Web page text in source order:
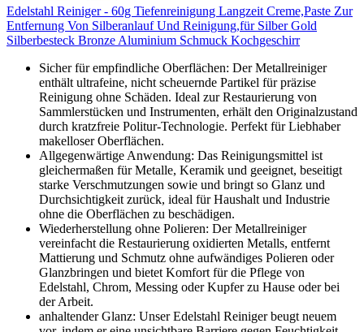
Edelstahl Reiniger - 60g Tiefenreinigung Langzeit Creme,Paste Zur
Entfernung Von Silberanlauf Und Reinigung,für Silber Gold
Silberbesteck Bronze Aluminium Schmuck Kochgeschirr
Sicher für empfindliche Oberflächen: Der Metallreiniger
enthält ultrafeine, nicht scheuernde Partikel für präzise
Reinigung ohne Schäden. Ideal zur Restaurierung von
Sammlerstücken und Instrumenten, erhält den Originalzustand
durch kratzfreie Politur-Technologie. Perfekt für Liebhaber
makelloser Oberflächen.
Allgegenwärtige Anwendung: Das Reinigungsmittel ist
gleichermaßen für Metalle, Keramik und geeignet, beseitigt
starke Verschmutzungen sowie und bringt so Glanz und
Durchsichtigkeit zurück, ideal für Haushalt und Industrie
ohne die Oberflächen zu beschädigen.
Wiederherstellung ohne Polieren: Der Metallreiniger
vereinfacht die Restaurierung oxidierten Metalls, entfernt
Mattierung und Schmutz ohne aufwändiges Polieren oder
Glanzbringen und bietet Komfort für die Pflege von
Edelstahl, Chrom, Messing oder Kupfer zu Hause oder bei
der Arbeit.
anhaltender Glanz: Unser Edelstahl Reiniger beugt neuem